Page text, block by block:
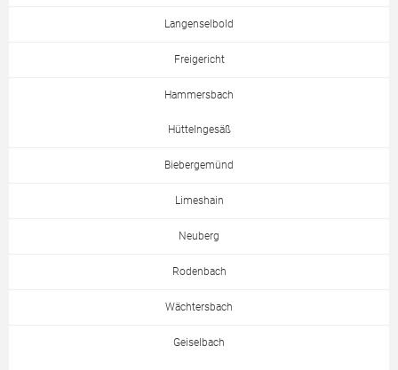
Langenselbold
Freigericht
Hammersbach
Hüttelngesäß
Biebergemünd
Limeshain
Neuberg
Rodenbach
Wächtersbach
Geiselbach